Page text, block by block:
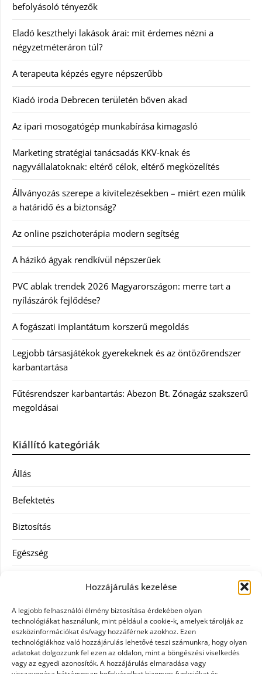
Hozzájárulás kezelése
A legjobb felhasználói élmény biztosítása érdekében olyan
technológiákat használunk, mint például a cookie-k, amelyek tárolják az
eszközinformációkat és/vagy hozzáférnek azokhoz. Ezen
technológiákhoz való hozzájárulás lehetővé teszi számunkra, hogy olyan
adatokat dolgozzunk fel ezen az oldalon, mint a böngészési viselkedés
vagy az egyedi azonosítók. A hozzájárulás elmaradása vagy
befolyásoló tényezők
Eladó keszthelyi lakások árai: mit érdemes nézni a
négyzetméteráron túl?
A terapeuta képzés egyre népszerűbb
Kiadó iroda Debrecen területén bőven akad
Az ipari mosogatógép munkabírása kimagasló
Marketing stratégiai tanácsadás KKV-knak és
nagyvállalatoknak: eltérő célok, eltérő megközelítés
Állványozás szerepe a kivitelezésekben – miért ezen múlik
a határidő és a biztonság?
Az online pszichoterápia modern segítség
A házikó ágyak rendkívül népszerűek
PVC ablak trendek 2026 Magyarországon: merre tart a
nyílászárók fejlődése?
A fogászati implantátum korszerű megoldás
Legjobb társasjátékok gyerekeknek és az öntözőrendszer
karbantartása
Fűtésrendszer karbantartás: Abezon Bt. Zónagáz szakszerű
megoldásai
Kiállító kategóriák
Állás
Befektetés
Biztosítás
Egészség
Ingatlan
Művészetek és szórakozás
Múzeumok